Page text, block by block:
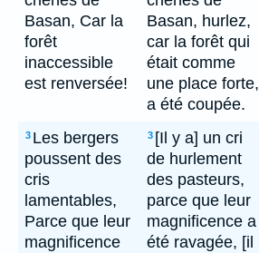
Basan, Car la
forêt
inaccessible
est renversée!
Basan, hurlez,
car la forêt qui
était comme
une place forte,
a été coupée.
3 Les bergers
poussent des
cris
lamentables,
Parce que leur
magnificence
3 [Il y a] un cri
de hurlement
des pasteurs,
parce que leur
magnificence a
été ravagée, [il